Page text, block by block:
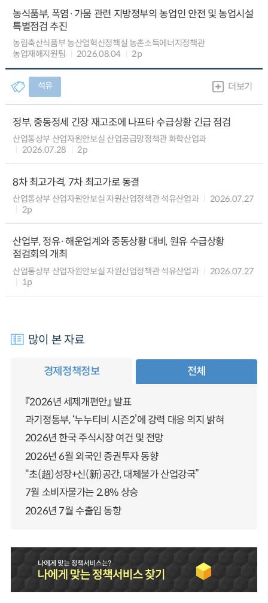
농식품부, 폭염·가뭄 관련 지방정부의 농업인 안전 및 농업시설
특별점검 추진
농림축산식품부 농산업혁신정책실 농촌소득에너지정책관
농업재해지원팀
2026.08.04 2p
석유 더보기
정부, 중동정세 긴장 재고조에 나프타 수급상황 긴급 점검
산업통상부 산업자원안보실 산업공급망정책관 화학산업과
2026.07.28
2p
8차 최고가격, 7차 최고가로 동결
산업통상부 산업자원안보실 자원산업정책관 석유산업과
2026.07.27
2p
산업부, 정유·해운업계와 중동상황 대비, 원유 수급상황
점검회의 개최
산업통상부 산업자원안보실 자원산업정책관 석유산업과
2026.07.27
1p
많이 본 자료
경제정책정보 전체
『2026년 세제개편안』 발표
과기정통부, ‘누누티비 시즌2’에 강력 대응 의지 밝혀
2026년 한국 주식시장 여건 및 전망
2026년 6월 외국인 증권투자 동향
“초(超)성장+신(新)공간, 대체불가 산업강국”
7월 소비자물가는 2.8% 상승
2026년 7월 수출입 동향